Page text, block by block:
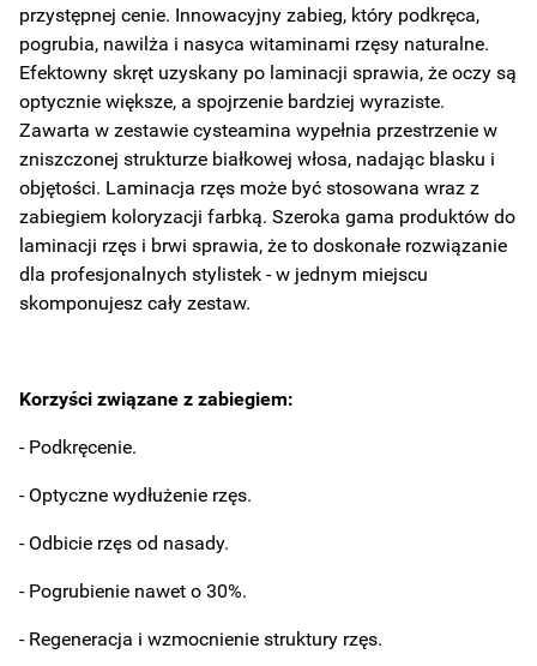
przystępnej cenie. Innowacyjny zabieg, który podkręca,
pogrubia, nawilża i nasyca witaminami rzęsy naturalne.
Efektowny skręt uzyskany po laminacji sprawia, że oczy są
optycznie większe, a spojrzenie bardziej wyraziste.
Zawarta w zestawie cysteamina wypełnia przestrzenie w
zniszczonej strukturze białkowej włosa, nadając blasku i
objętości. Laminacja rzęs może być stosowana wraz z
zabiegiem koloryzacji farbką. Szeroka gama produktów do
laminacji rzęs i brwi sprawia, że to doskonałe rozwiązanie
dla profesjonalnych stylistek - w jednym miejscu
skomponujesz cały zestaw.
Korzyści związane z zabiegiem:
- Podkręcenie.
- Optyczne wydłużenie rzęs.
- Odbicie rzęs od nasady.
- Pogrubienie nawet o 30%.
- Regeneracja i wzmocnienie struktury rzęs.